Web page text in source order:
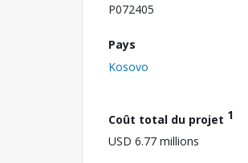
P072405
Pays
Kosovo
Coût total du projet 1
USD 6.77 millions